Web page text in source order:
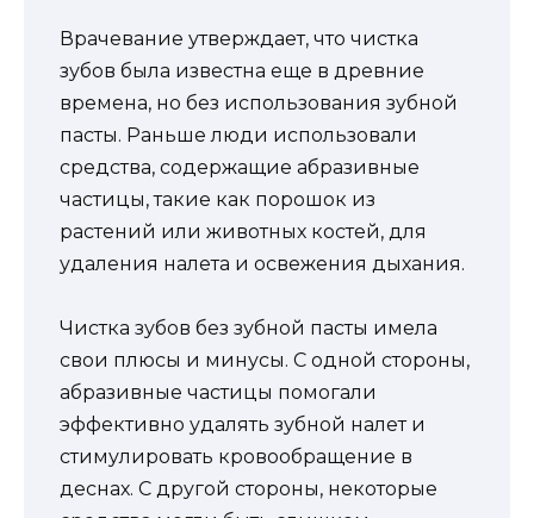
Врачевание утверждает, что чистка
зубов была известна еще в древние
времена, но без использования зубной
пасты. Раньше люди использовали
средства, содержащие абразивные
частицы, такие как порошок из
растений или животных костей, для
удаления налета и освежения дыхания.
Чистка зубов без зубной пасты имела
свои плюсы и минусы. С одной стороны,
абразивные частицы помогали
эффективно удалять зубной налет и
стимулировать кровообращение в
деснах. С другой стороны, некоторые